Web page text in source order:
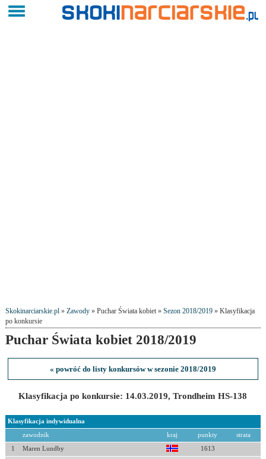
Skokinarciarskie.pl» Zawody» Puchar Świata kobiet » Sezon 2018/2019» Klasyfikacja
po konkursie
Puchar Świata kobiet 2018/2019
« powróć do listy konkursów w sezonie 2018/2019
Klasyfikacja po konkursie: 14.03.2019, Trondheim HS-138
Klasyfikacja indywidualna
zawodnik kraj punkty strata
1 Maren Lundby 1613